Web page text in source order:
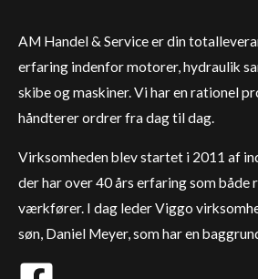
AM Handel & Service er din
erfaring indenfor motorer, hydraulik
skibe og maskiner. Vi har en rationel
håndterer ordrer fra dag til dag.
Virksomheden blev startet i 2011 af
der har over 40 års erfaring som både
værkfører. I dag leder Viggo
søn, Daniel Meyer, som har en